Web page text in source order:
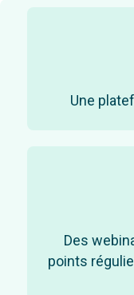
Une
Des
points